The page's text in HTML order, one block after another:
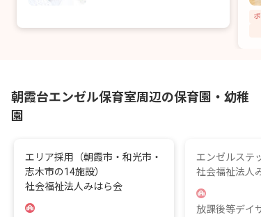
朝霞台エンゼル保育室周辺の保育園・幼稚
園
エリア採用（朝霞市・和光市・
志木市の14施設）
社会福祉法人みはら会
エンゼルステ
社会福祉法人
放課後等デイ